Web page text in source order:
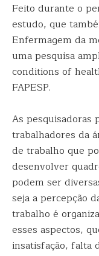
Feito durante o
estudo, que
Enfermagem da
uma pesquisa
conditions of
FAPESP.
As pesquisadoras
trabalhadores da
de trabalho que
desenvolver
podem ser
seja a percepção
trabalho é
esses aspectos,
insatisfação, falta